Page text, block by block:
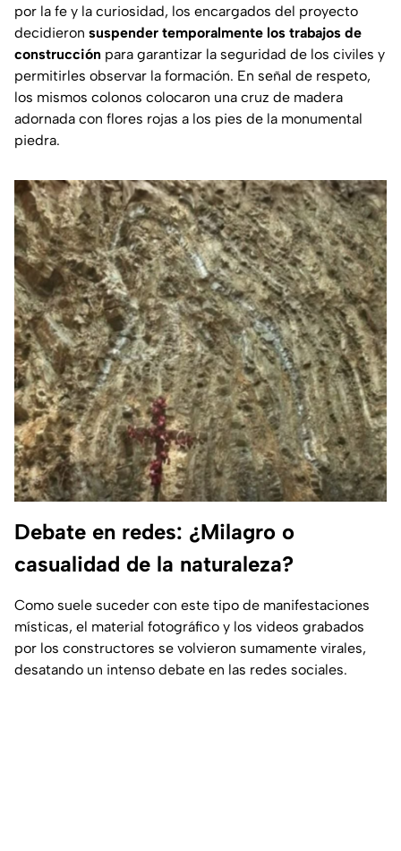
por la fe y la curiosidad, los encargados del proyecto
decidieron suspender temporalmente los trabajos de
construcción para garantizar la seguridad de los civiles y
permitirles observar la formación. En señal de respeto,
los mismos colonos colocaron una cruz de madera
adornada con flores rojas a los pies de la monumental
piedra.
Debate en redes: ¿Milagro o
casualidad de la naturaleza?
Como suele suceder con este tipo de manifestaciones
místicas, el material fotográfico y los videos grabados
por los constructores se volvieron sumamente virales,
desatando un intenso debate en las redes sociales.